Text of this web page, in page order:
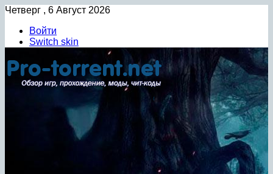
Четверг , 6 Август 2026
Войти
Switch skin